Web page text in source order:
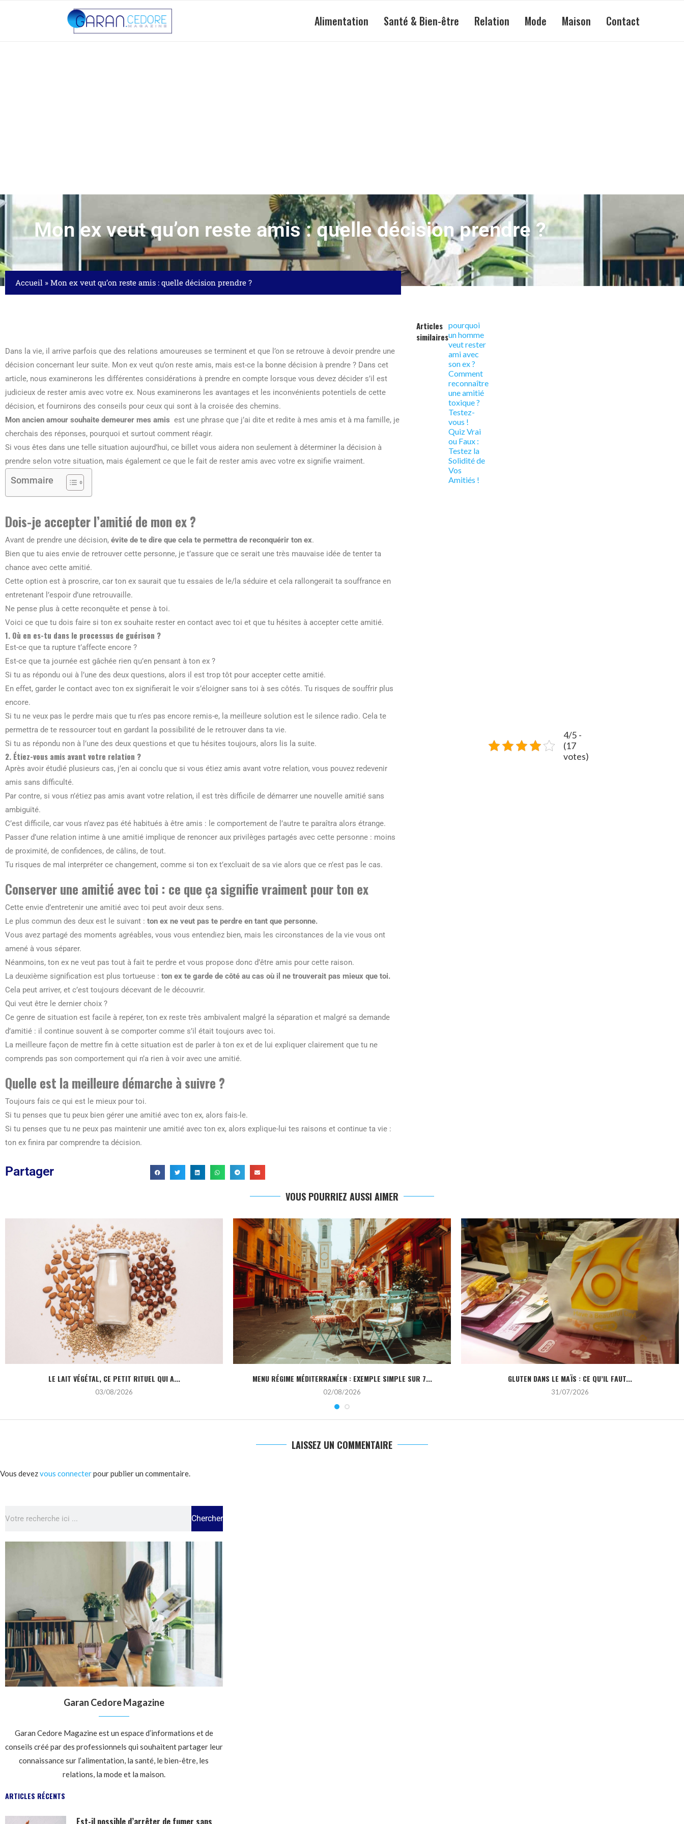
Alimentation Santé & Bien-être Relation Mode Maison Contact
Mon ex veut qu’on reste amis : quelle décision prendre ?
Accueil » Mon ex veut qu’on reste amis : quelle décision prendre ?
Dans la vie, il arrive parfois que des relations amoureuses se terminent et que l’on se retrouve à devoir prendre une
décision concernant leur suite. Mon ex veut qu’on reste amis, mais est-ce la bonne décision à prendre ? Dans cet
article, nous examinerons les différentes considérations à prendre en compte lorsque vous devez décider s’il est
judicieux de rester amis avec votre ex. Nous examinerons les avantages et les inconvénients potentiels de cette
décision, et fournirons des conseils pour ceux qui sont à la croisée des chemins.
Mon ancien amour souhaite demeurer mes amis est une phrase que j’ai dite et redite à mes amis et à ma famille, je
cherchais des réponses, pourquoi et surtout comment réagir.
Si vous êtes dans une telle situation aujourd’hui, ce billet vous aidera non seulement à déterminer la décision à
prendre selon votre situation, mais également ce que le fait de rester amis avec votre ex signifie vraiment.
Sommaire
Dois-je accepter l’amitié de mon ex ?
Avant de prendre une décision, évite de te dire que cela te permettra de reconquérir ton ex.
Bien que tu aies envie de retrouver cette personne, je t’assure que ce serait une très mauvaise idée de tenter ta
chance avec cette amitié.
Cette option est à proscrire, car ton ex saurait que tu essaies de le/la séduire et cela rallongerait ta souffrance en
entretenant l’espoir d’une retrouvaille.
Ne pense plus à cette reconquête et pense à toi.
Voici ce que tu dois faire si ton ex souhaite rester en contact avec toi et que tu hésites à accepter cette amitié.
1. Où en es-tu dans le processus de guérison ?
Est-ce que ta rupture t’affecte encore ?
Est-ce que ta journée est gâchée rien qu’en pensant à ton ex ?
Si tu as répondu oui à l’une des deux questions, alors il est trop tôt pour accepter cette amitié.
En effet, garder le contact avec ton ex signifierait le voir s’éloigner sans toi à ses côtés. Tu risques de souffrir plus
encore.
Si tu ne veux pas le perdre mais que tu n’es pas encore remis-e, la meilleure solution est le silence radio. Cela te
permettra de te ressourcer tout en gardant la possibilité de le retrouver dans ta vie.
Si tu as répondu non à l’une des deux questions et que tu hésites toujours, alors lis la suite.
2. Étiez-vous amis avant votre relation ?
Après avoir étudié plusieurs cas, j’en ai conclu que si vous étiez amis avant votre relation, vous pouvez redevenir
amis sans difficulté.
Par contre, si vous n’étiez pas amis avant votre relation, il est très difficile de démarrer une nouvelle amitié sans
ambiguïté.
C’est difficile, car vous n’avez pas été habitués à être amis : le comportement de l’autre te paraîtra alors étrange.
Passer d’une relation intime à une amitié implique de renoncer aux privilèges partagés avec cette personne : moins
de proximité, de confidences, de câlins, de tout.
Tu risques de mal interpréter ce changement, comme si ton ex t’excluait de sa vie alors que ce n’est pas le cas.
Conserver une amitié avec toi : ce que ça signifie vraiment pour ton ex
Cette envie d’entretenir une amitié avec toi peut avoir deux sens.
Le plus commun des deux est le suivant : ton ex ne veut pas te perdre en tant que personne.
Vous avez partagé des moments agréables, vous vous entendiez bien, mais les circonstances de la vie vous ont
amené à vous séparer.
Néanmoins, ton ex ne veut pas tout à fait te perdre et vous propose donc d’être amis pour cette raison.
La deuxième signification est plus tortueuse : ton ex te garde de côté au cas où il ne trouverait pas mieux que toi.
Cela peut arriver, et c’est toujours décevant de le découvrir.
Qui veut être le dernier choix ?
Ce genre de situation est facile à repérer, ton ex reste très ambivalent malgré la séparation et malgré sa demande
d’amitié : il continue souvent à se comporter comme s’il était toujours avec toi.
La meilleure façon de mettre fin à cette situation est de parler à ton ex et de lui expliquer clairement que tu ne
comprends pas son comportement qui n’a rien à voir avec une amitié.
Quelle est la meilleure démarche à suivre ?
Toujours fais ce qui est le mieux pour toi.
Si tu penses que tu peux bien gérer une amitié avec ton ex, alors fais-le.
Si tu penses que tu ne peux pas maintenir une amitié avec ton ex, alors explique-lui tes raisons et continue ta vie :
ton ex finira par comprendre ta décision.
Articles
similaires
pourquoi
un homme
veut rester
ami avec
son ex ?
Comment
reconnaître
une amitié
toxique ?
Testez-
vous !
Quiz Vrai
ou Faux :
Testez la
Solidité de
Vos
Amitiés !
4/5 -
(17
votes)
Partager
VOUS POURRIEZ AUSSI AIMER
LE LAIT VÉGÉTAL, CE PETIT RITUEL QUI A...
03/08/2026
MENU RÉGIME MÉDITERRANÉEN : EXEMPLE SIMPLE SUR 7...
02/08/2026
GLUTEN DANS LE MAÏS : CE QU’IL FAUT...
31/07/2026
LAISSEZ UN COMMENTAIRE
Vous devezvous connecterpour publier un commentaire.
Chercher
Garan Cedore Magazine
Garan Cedore Magazine est un espace d’informations et de
conseils créé par des professionnels qui souhaitent partager leur
connaissance sur l’alimentation, la santé, le bien-être, les
relations, la mode et la maison.
ARTICLES RÉCENTS
Est-il possible d’arrêter de fumer sans